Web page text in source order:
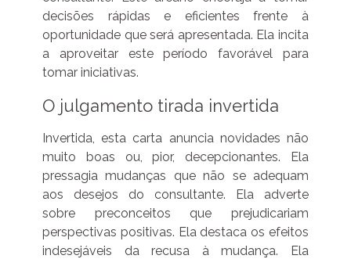
decisões rápidas e eficientes frente à
oportunidade que será apresentada. Ela incita
a aproveitar este período favorável para
tomar iniciativas.
O julgamento tirada invertida
Invertida, esta carta anuncia novidades não
muito boas ou, pior, decepcionantes. Ela
pressagia mudanças que não se adequam
aos desejos do consultante. Ela adverte
sobre preconceitos que prejudicariam
perspectivas positivas. Ela destaca os efeitos
indesejáveis da recusa à mudança. Ela